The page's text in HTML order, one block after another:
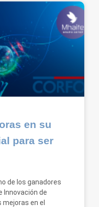
en su
para ser
de los ganadores
Innovación de
mejoras en el